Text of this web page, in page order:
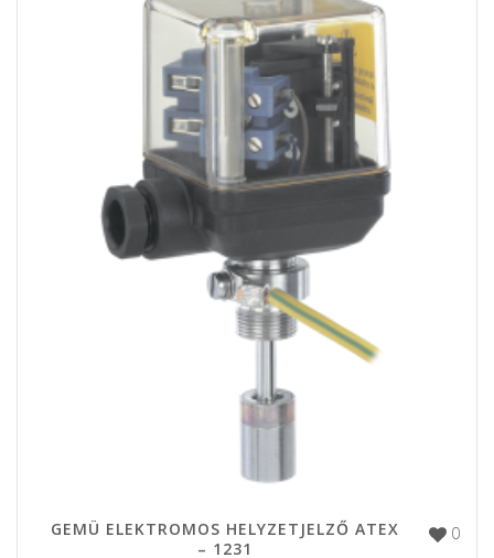
0
GEMÜ ELEKTROMOS HELYZETJELZŐ ATEX
– 1231